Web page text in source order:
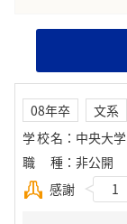
08年卒 文系
学校名 ： 中央大学
職種 ： 非公開
感謝
1